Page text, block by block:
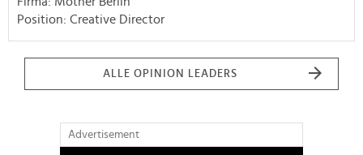
Position: Creative Director
ALLE OPINION LEADERS
Advertisement